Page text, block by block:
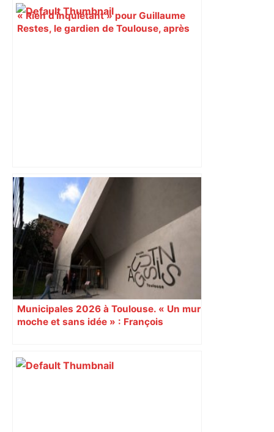
« Rien d'inquiétant » pour Guillaume
Restes, le gardien de Toulouse, après
Après la fusion avec la liste PS
Toulouse, le candidat LFI salue "une
dynamique qui nous oblige à la
responsabilité" – Franceinfo
Municipales 2026 à Toulouse. « Un mur
moche et sans idée » : François
Augustins